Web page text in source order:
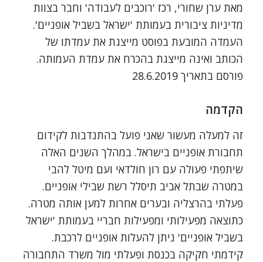
מאת ערן שחורי, רכז 'רוכבים לעבודה' וחבר בצוות
מדיניות ציבורית בעמותת 'ישראל בשביל אופניים'.
העמדה המובעת בפוסט מייצגת את עמדתו של
הכותב ואינה מייצגת בהכרח את עמדת העמותה.
פורסם בתאריך 28.6.2019
הקדמה
זה למעלה מעשור שאני פועל בהתנדבות לקידום
תחבורת אופניים בישראל. במהלך השנים האלה
שיתפתי פעולה עם רון חולדאי ועם מיטל להבי
במטרה שבתל אביב תיסלל רשת שבילי אופניים.
פעלתי בהרצליה ובערים אחרות למען אותה מטרה.
כתוצאה מפעילותי ומפעילות חבריי בעמותת 'ישראל
בשביל אופניים' ניתן להעלות אופניים לרכבת.
קידמתי חקיקה בכנסת ופעלתי מול משרד התחבורה